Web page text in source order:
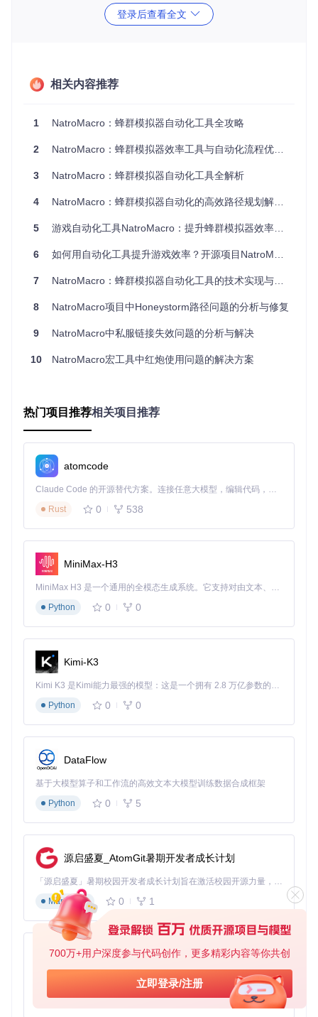
700万+用户深度参与代码创作，更多精彩内容等你共创
立即登录/注册
议设置为200-300毫秒）
✅启动运行：点击"开始采集"按钮，工具将自动执行花粉采
[!TIP] 对于不同类型的花田，可在"路径设置"中选择对应的
采集模板，如向日葵花田、蓝莓花田等专用路径
自动任务管理：从接取到完成的全流程自动化
痛点分析
游戏中的任务系统复杂多样，手动接取、跟踪和完成任务不仅
耗时，还容易遗漏关键任务节点，影响游戏进度。
工具优势
NatroMacro的自动任务管理功能就像你的私人游戏助理，能
程无需人工干预。
实施路径
用"自动任务"功能
和可完成的任务
如遇任务无法识别，请更新工具至最新版本
工具对比：为什么选择开源的NatroMacro
商业宏工具 vs NatroMacro
NatroMacro
自定义性
有限的配置选项
更新频率
依赖厂商更新
社区驱动快速迭代
安全性
存在账号风险
技术支持
官方客服 活跃社区论坛
适用场景
[新手必备] 刚接触游戏的玩家，快速熟悉游戏机制 [效率提升]
希望最大化资源获取的重度玩家 [多账号管理] 需要同时操作多
个游戏账号的玩家
误区一：使用宏工具会被封号
NatroMacro采用模拟人工操作的方式，操作频率和模式接近
动化工具都存在一定风险，建议合理使用，避免24小时不间断
完全不需要！NatroMacro提供了图形化操作界面，所有功能
都可以通过点击鼠标完成配置。对于有进阶需求的用户，才需
要接触脚本编辑。
误区三：安装配置过程复杂
NatroMacro的安装过程非常简单，只需三步：下载压缩包、
解压文件、运行启动程序，无需复杂的环境配置。
零基础配置教程：5分钟上手NatroMacro
登录后查看全文
相关内容推荐
1 NatroMacro：蜂群模拟器自动化工具全攻略
2 NatroMacro：蜂群模拟器效率工具与自动化流程优化指南
3 NatroMacro：蜂群模拟器自动化工具全解析
4 NatroMacro：蜂群模拟器自动化的高效路径规划解决方案
5 游戏自动化工具NatroMacro：提升蜂群模拟器效率的完整方案
6 如何用自动化工具提升游戏效率？开源项目NatroMacro全指南
7 NatroMacro：蜂群模拟器自动化工具的技术实现与应用指南
8 NatroMacro项目中Honeystorm路径问题的分析与修复
9 NatroMacro中私服链接失效问题的分析与解决
10 NatroMacro宏工具中红炮使用问题的解决方案
热门项目推荐相关项目推荐
atomcode
Claude Code 的开源替代方案。连接任意大模型，编辑代码，运行命令，自动验证 — 全自动执行。用 Rust 构建，极致性能。 ｜ An open-source alternative to Claude Code. Connect any LLM, edit code, run commands, and verify changes — autonomously. Built in Rust for speed. Get Started
Rust
0 538
MiniMax-H3
MiniMax H3 是一个通用的全模态生成系统。它支持对由文本、图像、视频和音频组成的多模态上下文进行统一理解，并能生成分辨率高达 2K、时长可达 15 秒的带原生立体声音频的视频。得益于面向任务泛化的系统设计，H3 在预训练阶段就已具备广泛的多模态上下文理解与生成能力，能够出色地执行复杂的多模态指令。
Python
0 0
Kimi-K3
Kimi K3 是Kimi能力最强的模型：这是一个拥有 2.8 万亿参数的混合专家（MoE）模型，具备原生视觉理解能力，并支持 100 万 token 的上下文窗口。
Python
0 0
DataFlow
基于大模型算子和工作流的高效文本大模型训练数据合成框架
Python
0 5
源启盛夏_AtomGit暑期开发者成长计划
「源启盛夏」暑期校园开发者成长计划旨在激活校园开源力量，通过积分激励、认证扶持、资源倾斜等形式，引导高校组织和开发者完成「入驻 — 建项目 — 做贡献 — 获认证 — 得资源」的完整闭环。无论你是想带领社团入驻平台的组织者，还是希望用代码贡献证明自己的开发者，都能在这里找到属于你的成长路径。
Markdown
0 1
py-xiaozhi
基于Python的Xiaozhi AI，适用于想要完整Xiaozhi体验而无需拥有专用硬件的用户。
Python
0 1